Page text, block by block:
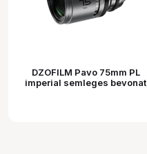
DZOFILM Pavo 75mm PL
imperial semleges bevonat